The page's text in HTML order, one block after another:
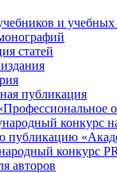
и
статей
публикация
конкурс
публикацию
конкурс
авторов